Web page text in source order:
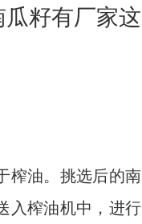
籽有厂家这
榨油。挑选后的南
入榨油机中，进行